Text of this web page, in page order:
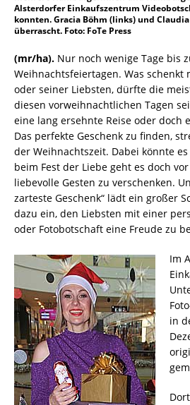
Alsterdorfer Einkaufszentrum
konnten. Gracia Böhm (links) und
überrascht. Foto: FoTe Press
(mr/ha). Nur noch wenige Tage bis
Weihnachtsfeiertagen. Was schenkt
oder seiner Liebsten, dürfte die
diesen vorweihnachtlichen Tagen
eine lang ersehnte Reise oder doch
Das perfekte Geschenk zu finden,
der Weihnachtszeit. Dabei könnte
beim Fest der Liebe geht es doch
liebevolle Gesten zu verschenken.
zarteste Geschenk“ lädt ein großer
dazu ein, den Liebsten mit einer
oder Fotobotschaft eine Freude zu
Im
in